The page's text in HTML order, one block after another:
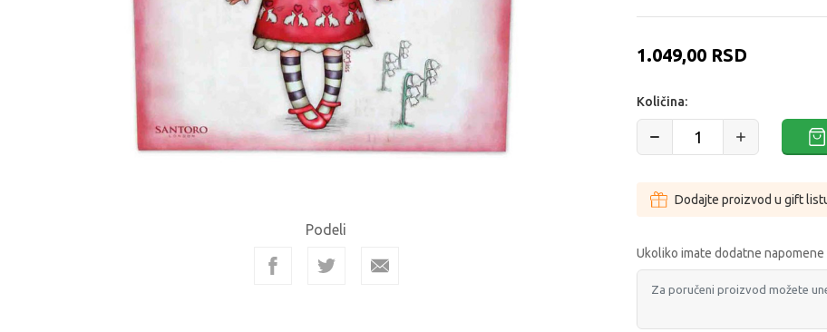
Podeli
1.049,00 RSD
Količina:
Dodajte proizvod u gift
Ukoliko imate dodatne